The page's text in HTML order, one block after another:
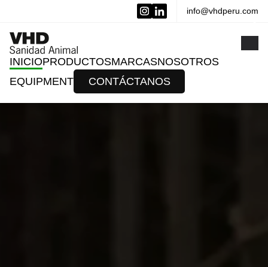
info@vhdperu.com
INICIOPRODUCTOSMARCASNOSOTROS
EQUIPMENT
CONTÁCTANOS